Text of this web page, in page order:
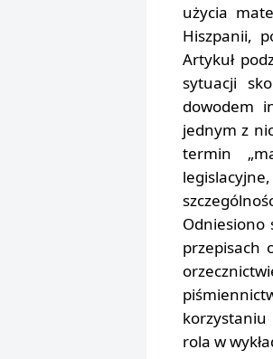
użycia
Hiszpanii,
Artykuł
sytuacji
dowodem
jednym z
termin
Odniesiono
przepisach
korzystaniu
rola w